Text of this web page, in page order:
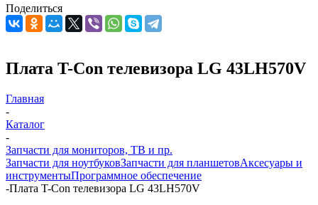
Поделиться
Плата T-Con телевизора LG 43LH570V
Главная
-
Каталог
-
Запчасти для мониторов, ТВ и пр.
Запчасти для ноутбуковЗапчасти для планшетовАксесуары и
инструментыПрограммное обеспечение
-Плата T-Con телевизора LG 43LH570V